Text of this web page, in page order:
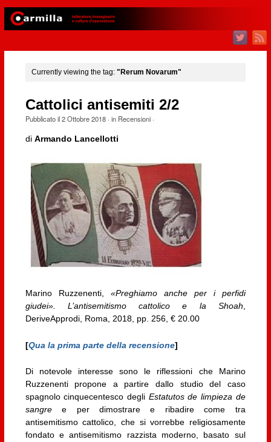
Currently viewing the tag: "Rerum Novarum"
Cattolici antisemiti 2/2
Pubblicato il2 Ottobre 2018· in Recensioni·
di Armando Lancellotti
Marino Ruzzenenti, «Preghiamo anche per i perfidi
giudei». L’antisemitismo cattolico e la Shoah,
DeriveApprodi, Roma, 2018, pp. 256, € 20.00
[Qua la prima parte della recensione]
Di notevole interesse sono le riflessioni che Marino
Ruzzenenti propone a partire dallo studio del caso
spagnolo cinquecentesco degli Estatutos de limpieza de
sangree per dimostrare e ribadire come tra
antisemitismo cattolico, che si vorrebbe religiosamente
fondato e antisemitismo razzista moderno, basato sul